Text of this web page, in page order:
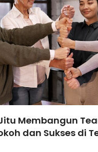
Membangun
dan Sukses di